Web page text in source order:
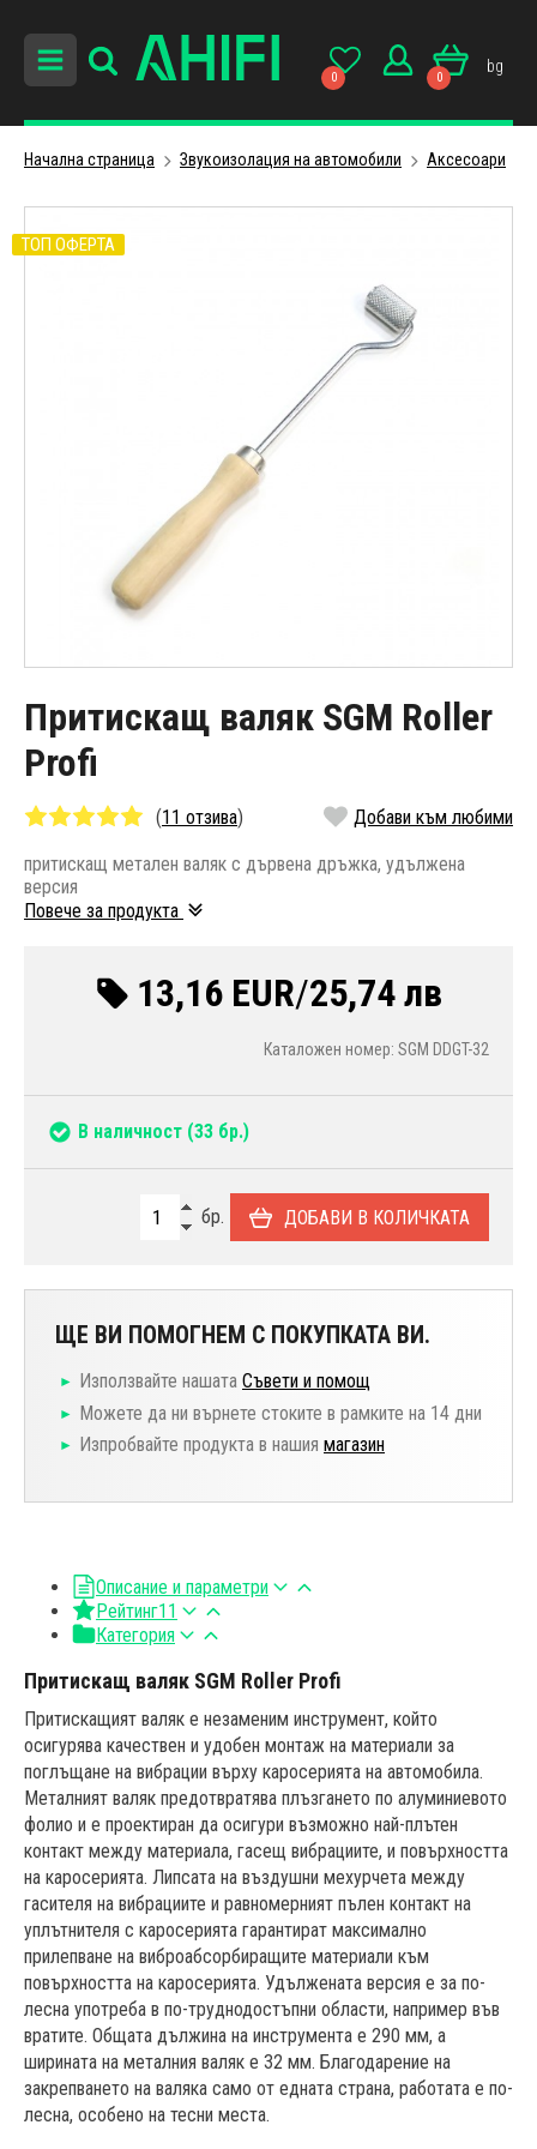
0 0
bg
Начална страница Звукоизолация на автомобили Аксесоари
Притискащ валяк SGM Roller
Profi
(11 отзива) Добави към любими
притискащ метален валяк с дървена дръжка, удължена
версия
Повече за продукта
13,16 EUR/25,74 лв
Каталожен номер: SGM DDGT-32
В наличност (33 бр.)
бр. ДОБАВИ В КОЛИЧКАТА
ЩЕ ВИ ПОМОГНЕМ С ПОКУПКАТА ВИ.
Използвайте нашата Съвети и помощ
Можете да ни върнете стоките в рамките на 14 дни
Изпробвайте продукта в нашия магазин
ТОП ОФЕРТА
Описание и параметри
Рейтинг11
Категория
Притискащ валяк SGM Roller Profi
Притискащият валяк е незаменим инструмент, който
осигурява качествен и удобен монтаж на материали за
поглъщане на вибрации върху каросерията на автомобила.
Металният валяк предотвратява плъзгането по алуминиевото
фолио и е проектиран да осигури възможно най-плътен
контакт между материала, гасещ вибрациите, и повърхността
на каросерията. Липсата на въздушни мехурчета между
гасителя на вибрациите и равномерният пълен контакт на
уплътнителя с каросерията гарантират максимално
прилепване на виброабсорбиращите материали към
повърхността на каросерията. Удължената версия е за по-
лесна употреба в по-труднодостъпни области, например във
вратите. Общата дължина на инструмента е 290 мм, а
ширината на металния валяк е 32 мм. Благодарение на
закрепването на валяка само от едната страна, работата е по-
лесна, особено на тесни места.